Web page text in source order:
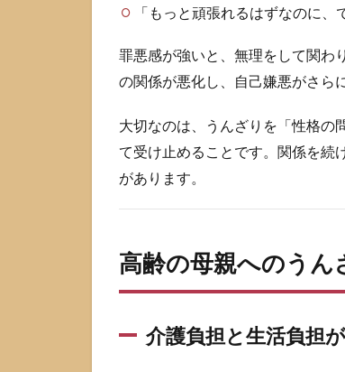
2.1
介護
負担
活負
担が
上が
って
2.2
会話
が噛
わな
「もっと頑張れるはずなのに、
罪悪感が強いと、無理をして関わ
の関係が悪化し、自己嫌悪がさら
大切なのは、うんざりを「性格の
て受け止めることです。関係を続
があります。
高齢の母親へのうん
介護負担と生活負担